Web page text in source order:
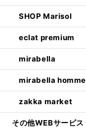
SHOP Marisol
eclat premium
mirabella
mirabella homme
zakka market
その他WEBサービス